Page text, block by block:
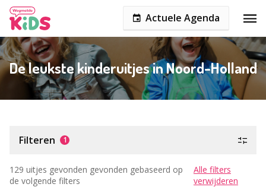
Actuele Agenda
De leukste kinderuitjes in Noord-Holland
Filteren 1
129 uitjes gevonden gevonden gebaseerd op
de volgende filters
Alle filters
verwijderen